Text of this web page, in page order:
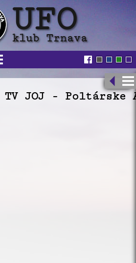
JOJ - Poltárske